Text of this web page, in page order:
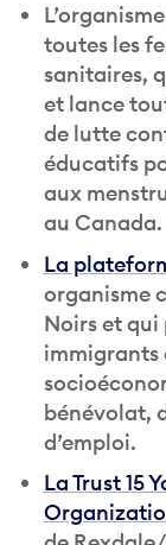
L’organisme
toutes les
sanitaires,
et lance
de lutte
éducatifs
aux
au Canada.
La
organisme
Noirs et qui
immigrants
bénévolat,
d’emploi.
La Trust 15